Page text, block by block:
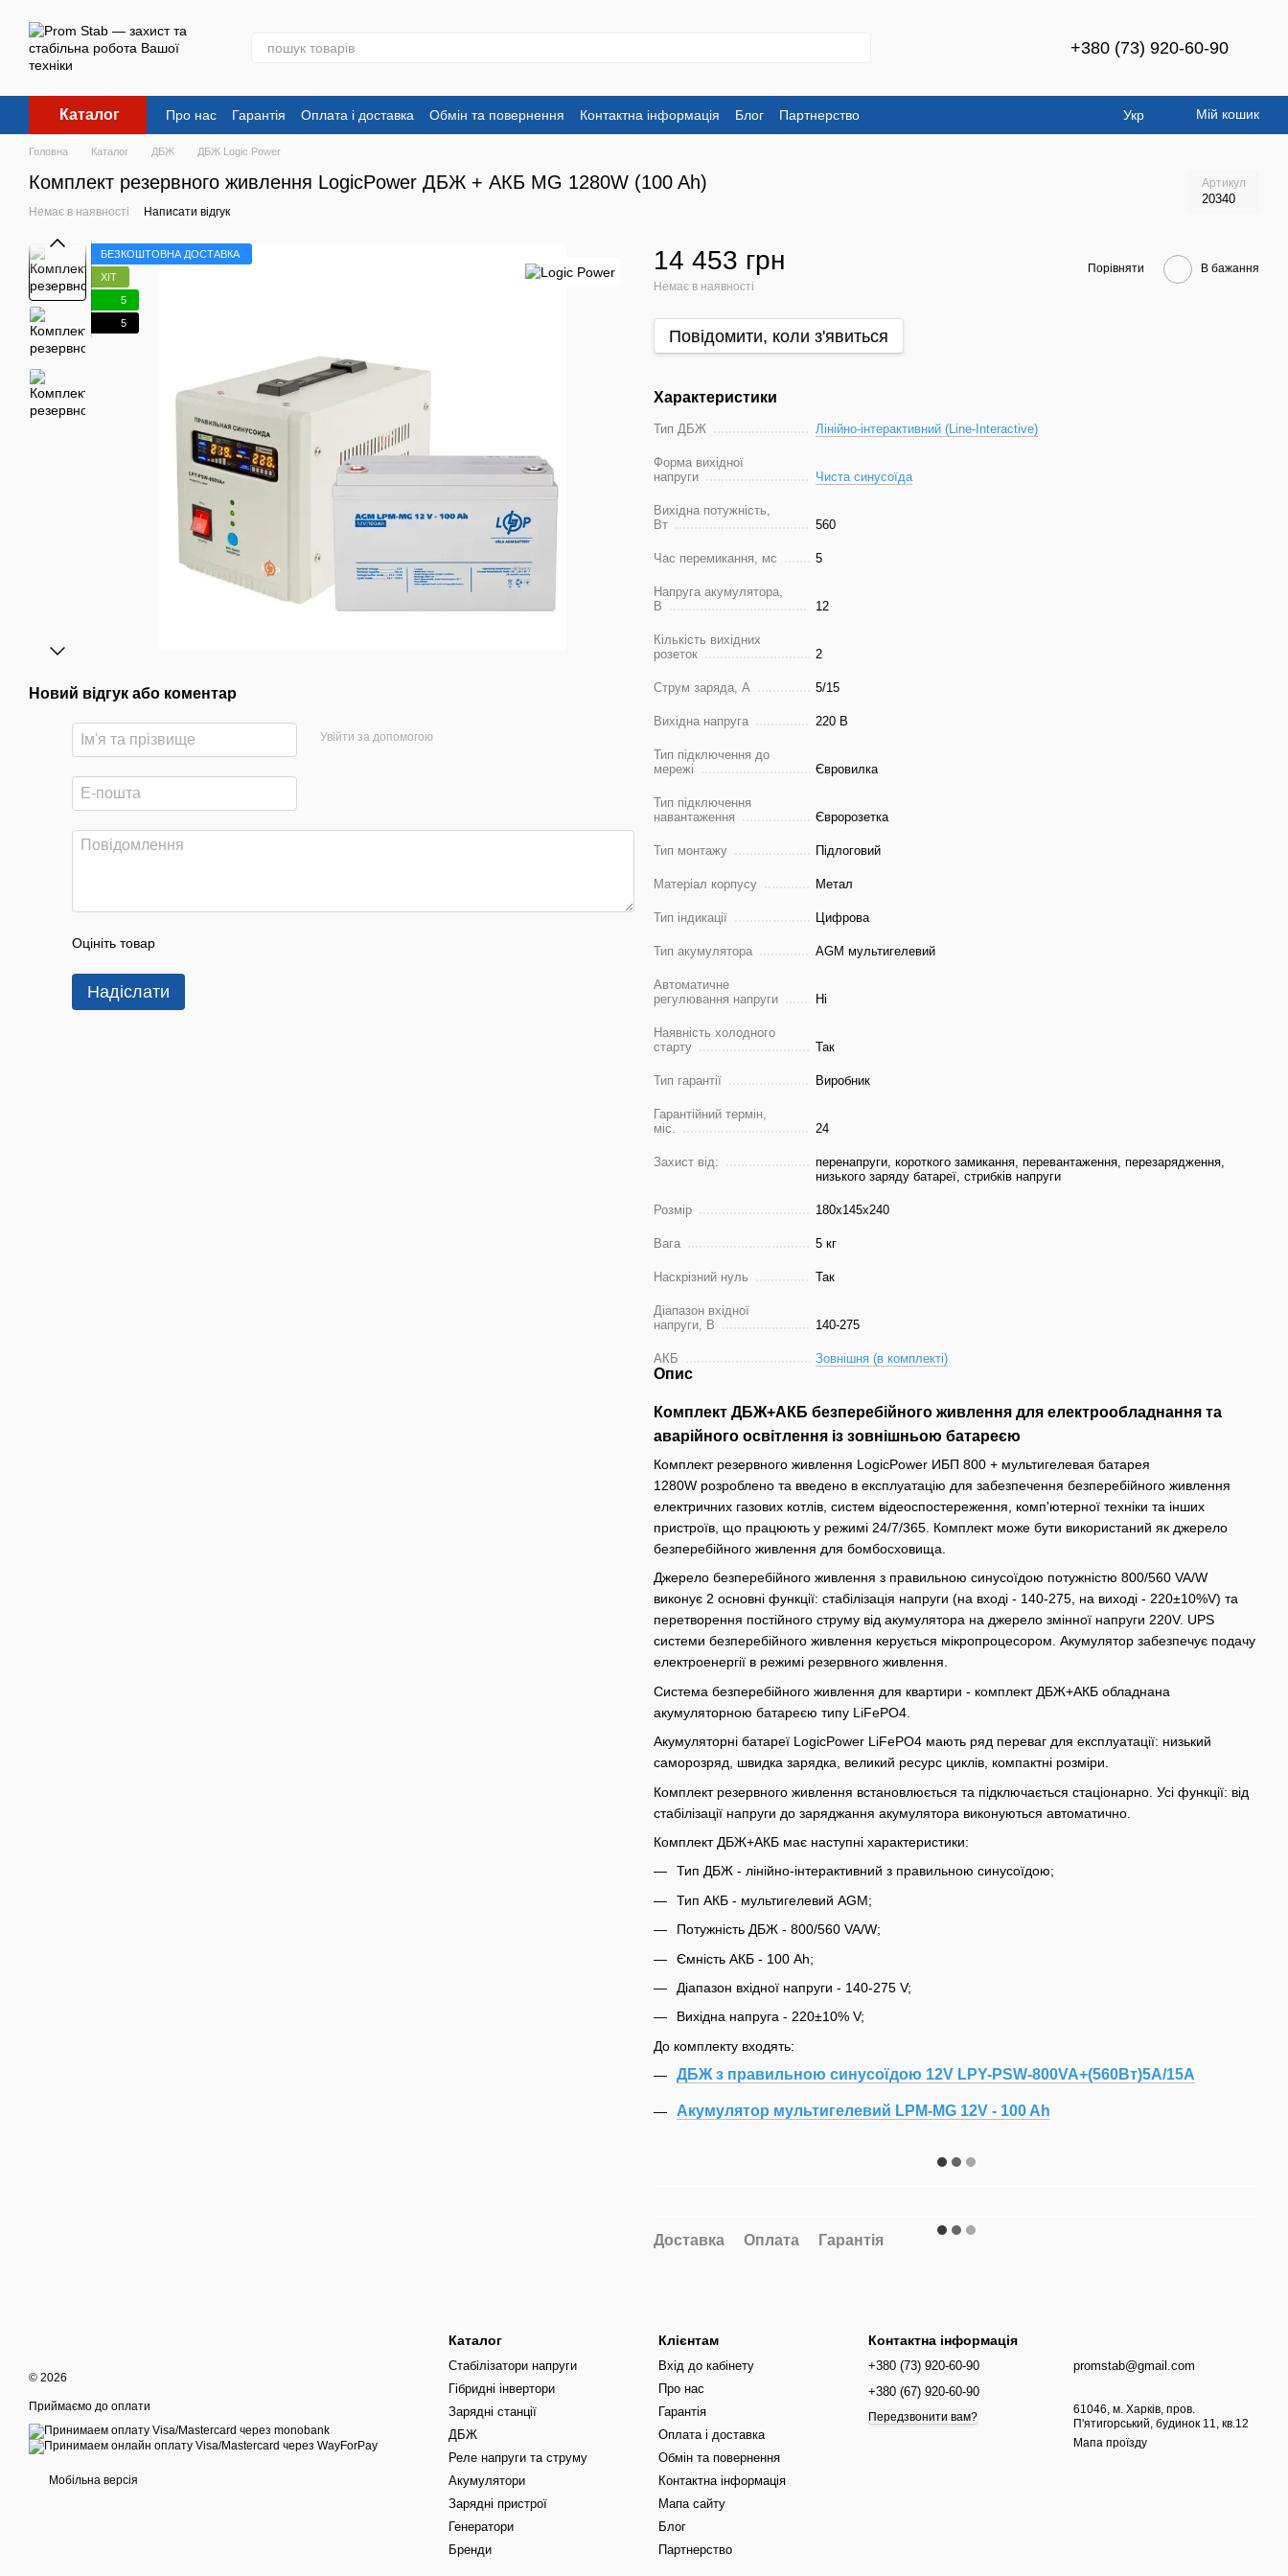
+380 (73) 920-60-90
Каталог Про нас Гарантія Оплата і доставка Обмін та повернення Контактна інформація Блог Партнерство Укр Мій кошик
Головна Каталог ДБЖ ДБЖ Logic Power
Комплект резервного живлення LogicPower ДБЖ + АКБ MG 1280W (100 Ah) Артикул
20340
Немає в наявності Написати відгук
БЕЗКОШТОВНА ДОСТАВКА
ХІТ
5
5
Новий відгук або коментар
Увійти за допомогою
Оцініть товар
Надіслати
14 453 грн
Немає в наявності
Порівняти В бажання
Повідомити, коли з'явиться
Характеристики
Тип ДБЖ Лінійно-інтерактивний (Line-Interactive)
Форма вихідної
напруги
Чиста синусоїда
Вихідна потужність,
Вт
560
Час перемикання, мс 5
Напруга акумулятора,
В
12
Кількість вихідних
розеток
2
Струм заряда, А 5/15
Вихідна напруга 220 В
Тип підключення до
мережі
Євровилка
Тип підключення
навантаження
Євророзетка
Тип монтажу Підлоговий
Матеріал корпусу Метал
Тип індикації Цифрова
Тип акумулятора AGM мультигелевий
Автоматичне
регулювання напруги
Ні
Наявність холодного
старту
Так
Тип гарантії Виробник
Гарантійний термін,
міс.
24
Захист від:
перенапруги, короткого замикання, перевантаження, перезарядження,
низького заряду батареї, стрибків напруги
Розмір 180х145х240
Вага 5 кг
Наскрізний нуль Так
Діапазон вхідної
напруги, В
140-275
АКБ Зовнішня (в комплекті)
Опис
Комплект ДБЖ+АКБ безперебійного живлення для електрообладнання та
аварійного освітлення із зовнішньою батареєю
Комплект резервного живлення LogicPower ИБП 800 + мультигелевая батарея
1280W розроблено та введено в експлуатацію для забезпечення безперебійного живлення
електричних газових котлів, систем відеоспостереження, комп'ютерної техніки та інших
пристроїв, що працюють у режимі 24/7/365. Комплект може бути використаний як джерело
безперебійного живлення для бомбосховища.
Джерело безперебійного живлення з правильною синусоїдою потужністю 800/560 VA/W
виконує 2 основні функції: стабілізація напруги (на вході - 140-275, на виході - 220±10%V) та
перетворення постійного струму від акумулятора на джерело змінної напруги 220V. UPS
системи безперебійного живлення керується мікропроцесором. Акумулятор забезпечує подачу
електроенергії в режимі резервного живлення.
Система безперебійного живлення для квартири - комплект ДБЖ+АКБ обладнана
акумуляторною батареєю типу LiFePO4.
Акумуляторні батареї LogicPower LiFePO4 мають ряд переваг для експлуатації: низький
саморозряд, швидка зарядка, великий ресурс циклів, компактні розміри.
Комплект резервного живлення встановлюється та підключається стаціонарно. Усі функції: від
стабілізації напруги до заряджання акумулятора виконуються автоматично.
Комплект ДБЖ+АКБ має наступні характеристики:
Тип ДБЖ - лінійно-інтерактивний з правильною синусоїдою;
Тип АКБ - мультигелевий AGM;
Потужність ДБЖ - 800/560 VA/W;
Ємність АКБ - 100 Ah;
Діапазон вхідної напруги - 140-275 V;
Вихідна напруга - 220±10% V;
До комплекту входять:
ДБЖ з правильною синусоїдою 12V LPY-PSW-800VA+(560Вт)5A/15A
Акумулятор мультигелевий LPM-MG 12V - 100 Ah
Доставка Оплата Гарантія
© 2026
Приймаємо до оплати
Мобільна версія
Каталог
Стабілізатори напруги
Гібридні інвертори
Зарядні станції
ДБЖ
Реле напруги та струму
Акумулятори
Зарядні пристрої
Генератори
Бренди
Клієнтам
Вхід до кабінету
Про нас
Гарантія
Оплата і доставка
Обмін та повернення
Контактна інформація
Мапа сайту
Блог
Партнерство
Контактна інформація
+380 (73) 920-60-90
+380 (67) 920-60-90
Передзвонити вам?
promstab@gmail.com
61046, м. Харків, пров.
П'ятигорський, будинок 11, кв.12
Мапа проїзду